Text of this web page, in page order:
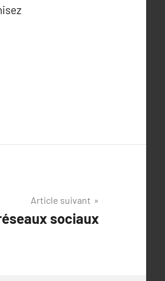
Article suivant
sociaux